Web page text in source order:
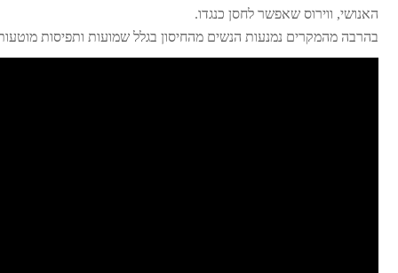
האנושי, ווירוס שאפשר לחסן כנגדו.
בהרבה מהמקרים נמנעות הנשים מהחיסון בגלל שמועות ותפיסות